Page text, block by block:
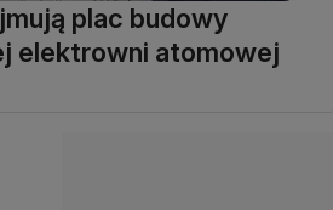
plac budowy
elektrowni atomowej